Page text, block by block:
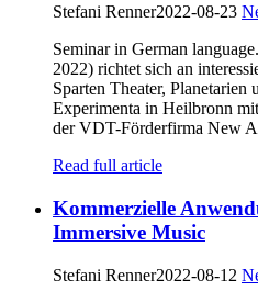
Stefani Renner2022-08-23
Seminar in German
2022) richtet sich an
Sparten Theater,
Experimenta in Heilbronn
der VDT-Förderfirma New
Read full article
Kommerzielle
Immersive Music
Stefani Renner2022-08-12